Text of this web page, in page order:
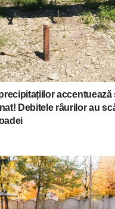
accentuează
Debitele râurilor au